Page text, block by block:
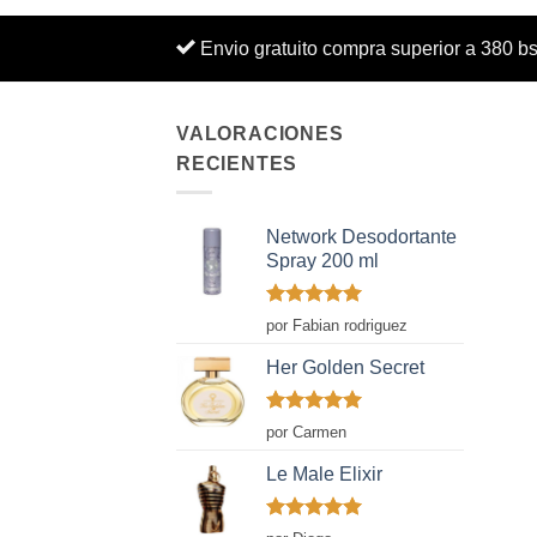
Envio gratuito compra superior a 380 bs
VALORACIONES
RECIENTES
Network Desodortante
Spray 200 ml
Valorado
con
por Fabian rodriguez
Her Golden Secret
Valorado
con
por Carmen
Le Male Elixir